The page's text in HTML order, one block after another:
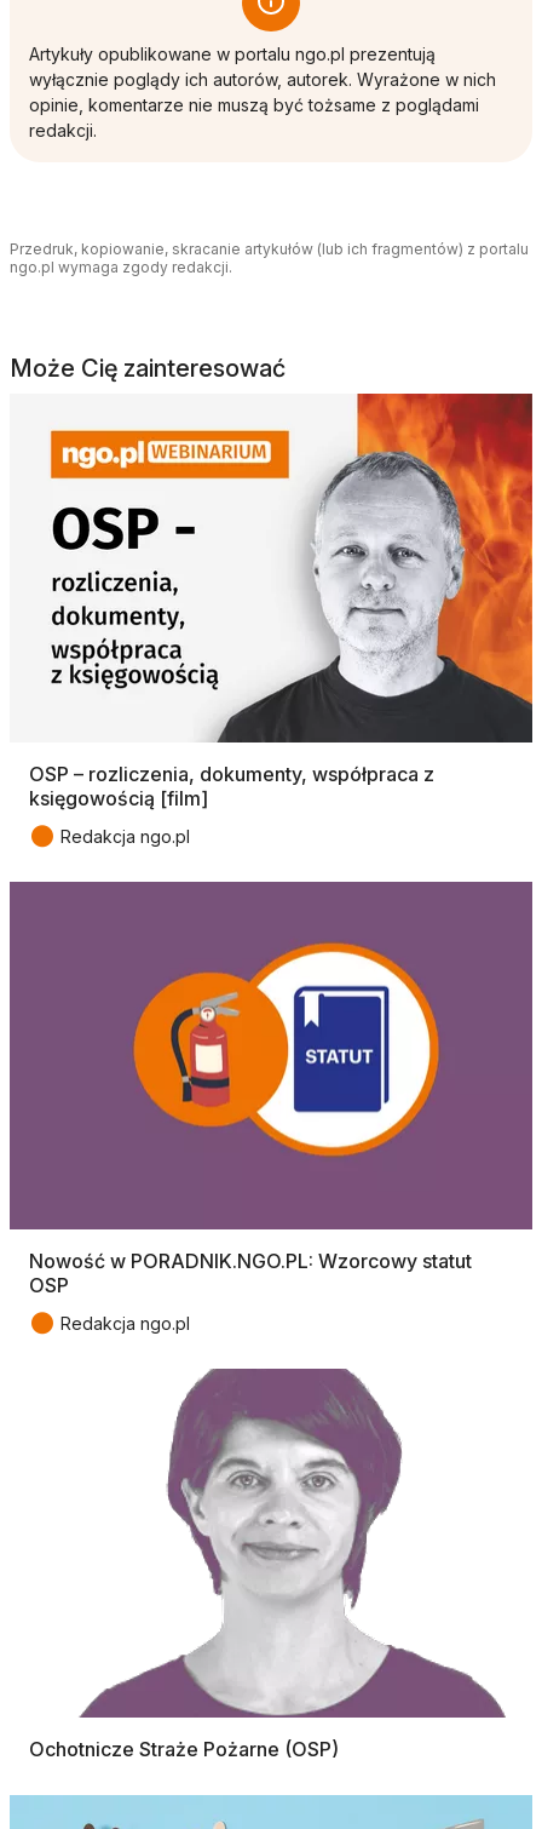
Artykuły opublikowane w portalu ngo.pl prezentują
wyłącznie poglądy ich autorów, autorek. Wyrażone w nich
opinie, komentarze nie muszą być tożsame z poglądami
redakcji.
Przedruk, kopiowanie, skracanie artykułów (lub ich fragmentów) z portalu
ngo.pl wymaga zgody redakcji.
Może Cię zainteresować
OSP – rozliczenia, dokumenty, współpraca z
księgowością [film]
● Redakcja ngo.pl
Nowość w PORADNIK.NGO.PL: Wzorcowy statut
OSP
● Redakcja ngo.pl
Ochotnicze Straże Pożarne (OSP)